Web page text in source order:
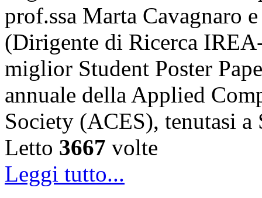
prof.ssa Marta Cavagnaro
(Dirigente di Ricerca
miglior Student Poster
annuale della Applied
Society (ACES), tenutasi
Letto 3667 volte
Leggi tutto...